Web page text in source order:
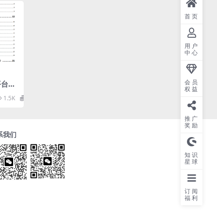
pr
1.5K
我们
首页
用户
中心
会员
权益
推广
奖励
知识
星球
订阅
福利